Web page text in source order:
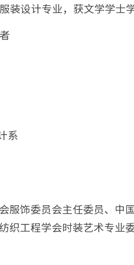
装设计专业，获文学学士
系
饰委员会主任委员、中
工程学会时装艺术专业